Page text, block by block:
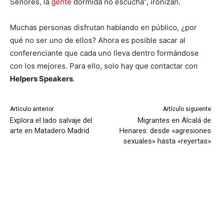
Muchas personas disfrutan hablando en público, ¿por
qué no ser uno de ellos? Ahora es posible sacar al
conferenciante que cada uno lleva dentro formándose
con los mejores. Para ello, solo hay que contactar con
Helpers Speakers.
Artículo anterior
Explora el lado salvaje del
arte en Matadero Madrid
Artículo siguiente
Migrantes en Alcalá de
Henares: desde «agresiones
sexuales» hasta «reyertas»